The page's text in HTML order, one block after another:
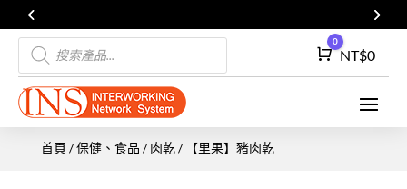
Products
search
Cart
0
NT$0
首頁 /保健、食品 /肉乾/ 【里果】豬肉乾